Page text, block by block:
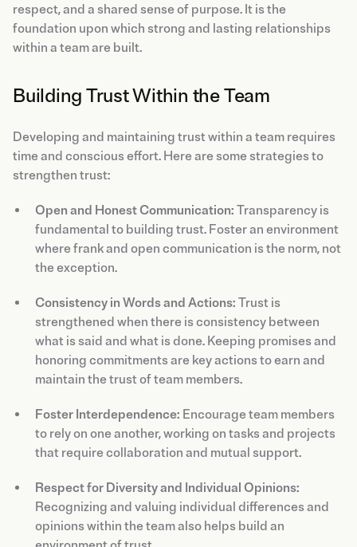
respect, and a shared sense of purpose. It is the
foundation upon which strong and lasting relationships
within a team are built.
Building Trust Within the Team
Developing and maintaining trust within a team requires
time and conscious effort. Here are some strategies to
strengthen trust:
Open and Honest Communication: Transparency is
fundamental to building trust. Foster an environment
where frank and open communication is the norm, not
the exception.
Consistency in Words and Actions: Trust is
strengthened when there is consistency between
what is said and what is done. Keeping promises and
honoring commitments are key actions to earn and
maintain the trust of team members.
Foster Interdependence: Encourage team members
to rely on one another, working on tasks and projects
that require collaboration and mutual support.
Respect for Diversity and Individual Opinions:
Recognizing and valuing individual differences and
opinions within the team also helps build an